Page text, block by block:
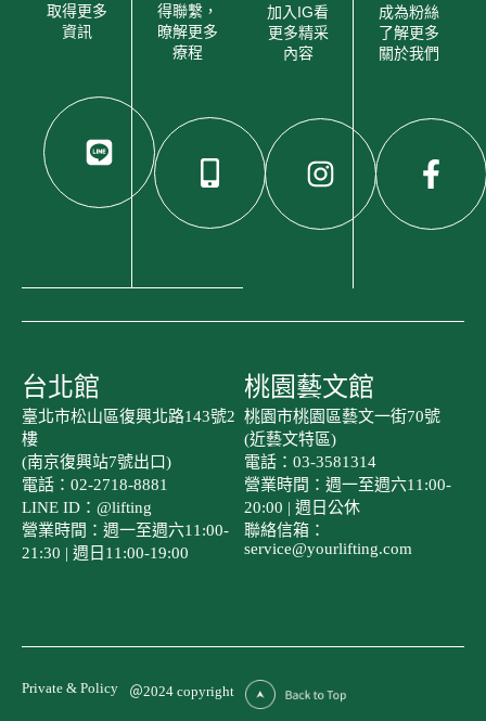
取得更多
資訊
得聯繫，
暸解更多
療程
加入IG看
更多精采
內容
成為粉絲
了解更多
關於我們
台北館
臺北市松山區復興北路143號2
樓
(南京復興站7號出口)
電話：02-2718-8881
LINE ID：@lifting
營業時間：週一至週六11:00-
21:30 | 週日11:00-19:00
桃園藝文館
桃園市桃園區藝文一街70號
(近藝文特區)
電話：03-3581314
營業時間：週一至週六11:00-
20:00 | 週日公休
聯絡信箱：
service@yourlifting.com
Private & Policy ＠2024 copyright